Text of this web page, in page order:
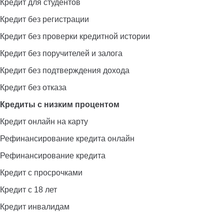
Кредит для студентов
Кредит без регистрации
Кредит без проверки кредитной истории
Кредит без поручителей и залога
Кредит без подтверждения дохода
Кредит без отказа
Кредиты с низким процентом
Кредит онлайн на карту
Рефинансирование кредита онлайн
Рефинансирование кредита
Кредит с просрочками
Кредит с 18 лет
Кредит инвалидам